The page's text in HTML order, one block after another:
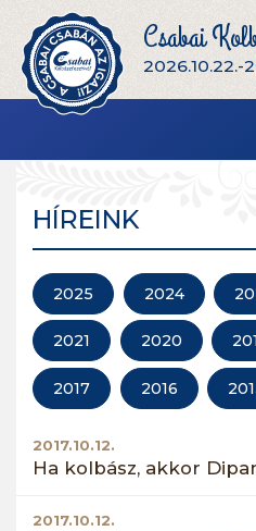
Csabai
2026.10.22.-
HÍREINK
2025 2024
2021 2020
2017 2016
2017.10.12.
Ha kolbász, akkor
2017.10.12.